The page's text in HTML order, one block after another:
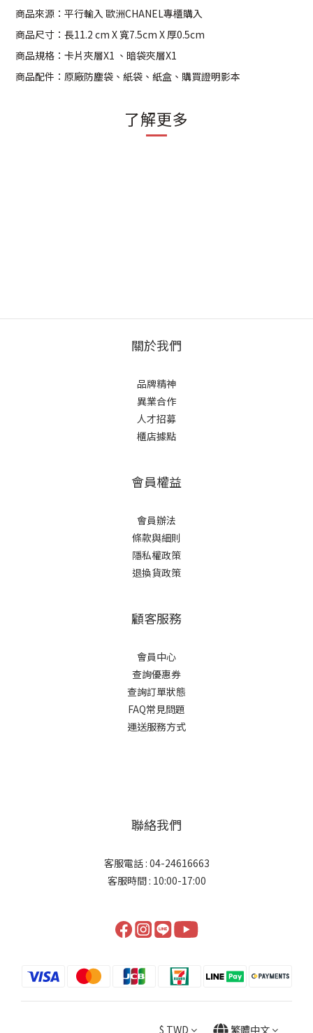
商品來源：平行輸入 歐洲CHANEL專櫃購入
商品尺寸：長11.2 cm X 寬7.5cm X 厚0.5cm
商品規格：卡片夾層X1 、暗袋夾層X1
商品配件：原廠防塵袋、紙袋、紙盒、購買證明影本
了解更多
關於我們
品牌精神
異業合作
人才招募
櫃店據點
會員權益
會員辦法
條款與細則
隱私權政策
退換貨政策
顧客服務
會員中心
查詢優惠券
查詢訂單狀態
FAQ常見問題
運送服務方式
聯絡我們
客服電話 : 04-24616663
客服時間 : 10:00-17:00
$ TWD 繁體中文